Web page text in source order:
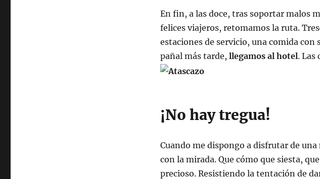
En fin, a las doce, tras soportar malos
felices viajeros, retomamos la ruta.
estaciones de servicio, una comida
pañal más tarde, llegamos al hotel. Las
¡No hay tregua!
Cuando me dispongo a disfrutar de
con la mirada. Que cómo que siesta,
precioso. Resistiendo la tentación de